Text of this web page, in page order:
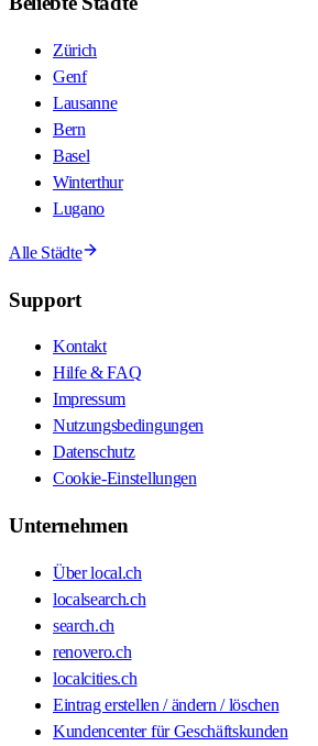
Zürich
Genf
Lausanne
Bern
Basel
Winterthur
Lugano
Alle Städte
Support
Kontakt
Hilfe & FAQ
Impressum
Nutzungsbedingungen
Datenschutz
Cookie-Einstellungen
Unternehmen
Über local.ch
localsearch.ch
search.ch
renovero.ch
localcities.ch
Eintrag erstellen / ändern / löschen
Kundencenter für Geschäftskunden